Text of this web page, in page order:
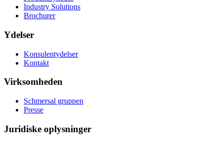
Industry Solutions
Brochurer
Ydelser
Konsulentydelser
Kontakt
Virksomheden
Schmersal gruppen
Presse
Juridiske oplysninger